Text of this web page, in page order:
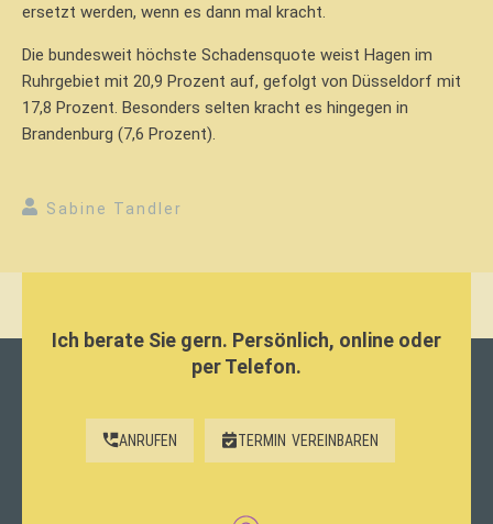
ersetzt werden, wenn es dann mal kracht.
Die bundesweit höchste Schadensquote weist Hagen im
Ruhrgebiet mit 20,9 Prozent auf, gefolgt von Düsseldorf mit
17,8 Prozent. Besonders selten kracht es hingegen in
Brandenburg (7,6 Prozent).
Sabine Tandler
Ich berate Sie gern. Persönlich, online oder
per Telefon.
ANRUFEN TERMIN VEREINBAREN